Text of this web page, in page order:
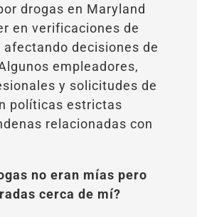
drogas en Maryland
en verificaciones de
decisiones de
empleadores,
y solicitudes de
políticas estrictas
relacionadas con
no eran mías pero
cerca de mí?